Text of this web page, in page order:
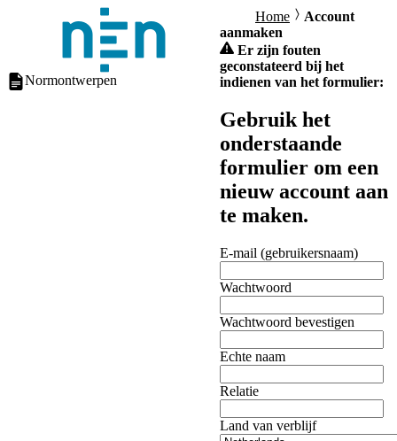
Normontwerpen
Home
Account
aanmaken
Er zijn fouten
geconstateerd bij het
indienen van het formulier:
Gebruik het
onderstaande
formulier om een
nieuw account aan
te maken.
E-mail (gebruikersnaam)
Wachtwoord
Wachtwoord bevestigen
Echte naam
Relatie
Land van verblijf